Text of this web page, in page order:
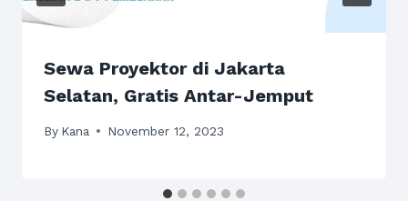
Sewa Proyektor di Jakarta
Selatan, Gratis Antar-Jemput
By Kana November 12, 2023